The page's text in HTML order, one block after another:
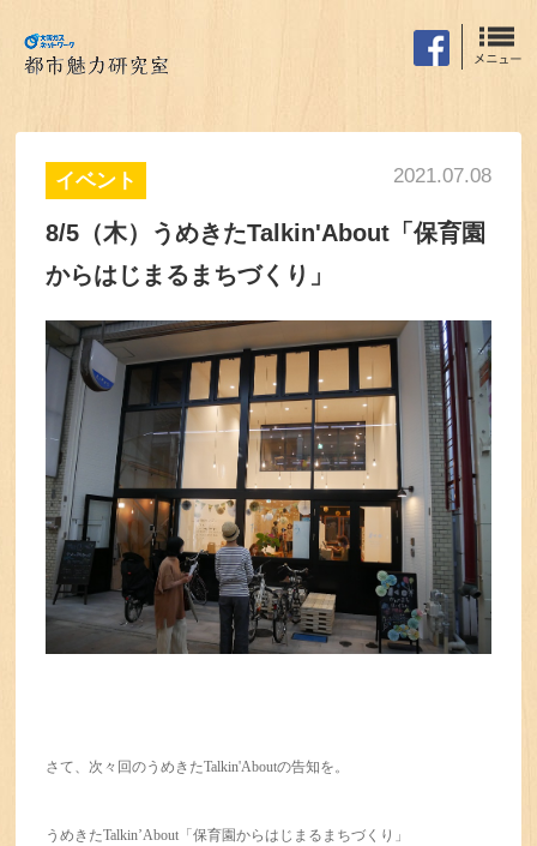
イベント 2021.07.08
8/5（木）うめきたTalkin'About「保育園
からはじまるまちづくり」
さて、次々回のうめきたTalkin'Aboutの告知を。
うめきたTalkin’About「保育園からはじまるまちづくり」